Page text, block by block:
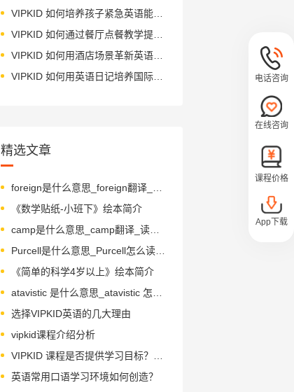
VIPKID 如何培养孩子紧急英语能力？
VIPKID 如何通过餐厅点餐教学提升少儿英语应用能力？
VIPKID 如何用酒店场景革新英语教学？
VIPKID 如何用英语日记培养国际化人才？
精选文章
《数学贴纸-小班下》绘本简介
camp是什么意思_camp翻译_读音_用法_翻译
Purcell是什么意思_Purcell怎么读_音标ˈpɜ-sl
《简单的科学4岁以上》绘本简介
选择VIPKID英语的几大理由
vipkid课程介绍分析
英语常用口语学习环境如何创造？
电话咨询
在线咨询
课程价格
App下载